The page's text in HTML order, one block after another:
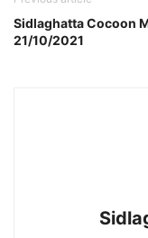
Sidlaghatta Cocoon
21/10/2021